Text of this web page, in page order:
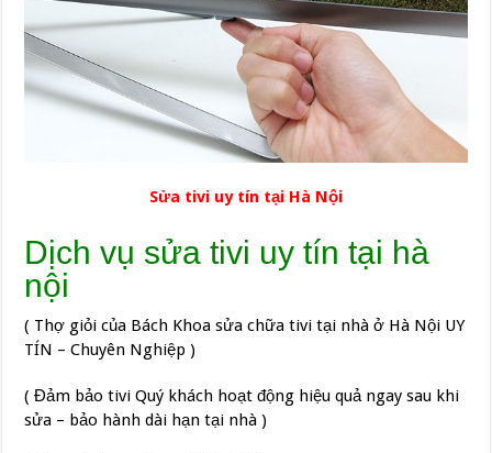
Sửa tivi uy tín tại Hà Nội
Dịch vụ sửa tivi uy tín tại hà
nội
( Thợ giỏi của Bách Khoa sửa chữa tivi tại nhà ở Hà Nội UY
TÍN – Chuyên Nghiệp )
( Đảm bảo tivi Quý khách hoạt động hiệu quả ngay sau khi
sửa – bảo hành dài hạn tại nhà )